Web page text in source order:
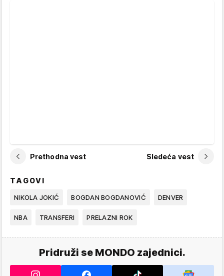
Prethodna vest Sledeća vest
TAGOVI
NIKOLA JOKIĆ BOGDAN BOGDANOVIĆ DENVER
NBA TRANSFERI PRELAZNI ROK
Pridruži se MONDO zajednici.